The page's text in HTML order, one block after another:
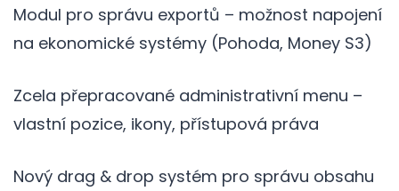
Modul pro správu exportů – možnost napojení
na ekonomické systémy (Pohoda, Money S3)
Zcela přepracované administrativní menu –
vlastní pozice, ikony, přístupová práva
Nový drag & drop systém pro správu obsahu